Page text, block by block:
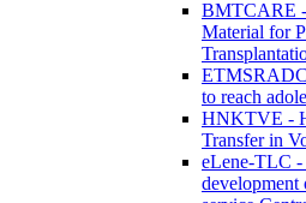
BMTCARE -
Material for
to reach
HNKTVE -
Transfer in
eLene-TLC -
development